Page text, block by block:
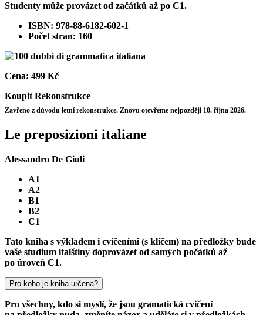
Studenty může provázet od začátků až po C1.
ISBN: 978-88-6182-602-1
Počet stran: 160
Cena: 499 Kč
Koupit Rekonstrukce
Zavřeno z důvodu letní rekonstrukce. Znovu otevřeme nejpozději 10. října 2026.
Le preposizioni italiane
Alessandro De Giuli
A1
A2
B1
B2
C1
Tato kniha s výkladem i cvičeními (s klíčem) na předložky bude
vaše studium italštiny doprovázet od samých počátků až
po úroveň C1.
Pro koho je kniha určena?
Pro všechny, kdo si myslí, že jsou gramatická cvičení